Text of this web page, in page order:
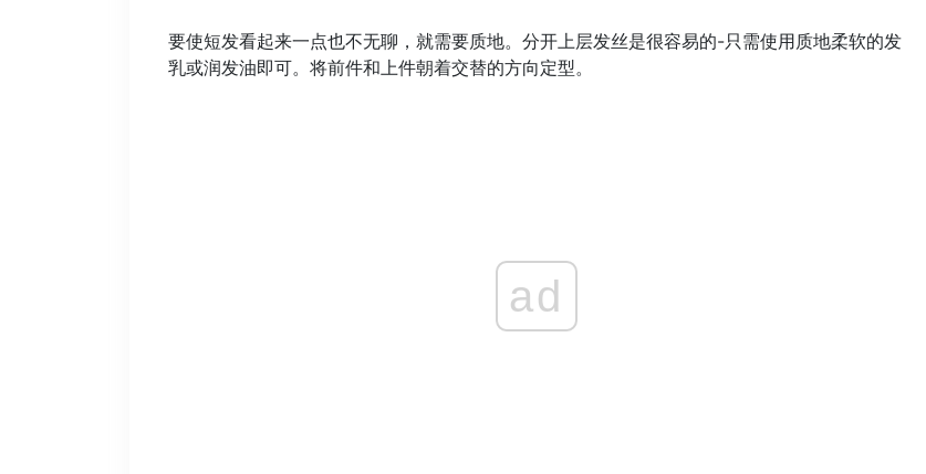
要使短发看起来一点也不无聊，就需要质地。分开上层发丝是很容易的-只需使用质地柔软的发
乳或润发油即可。将前件和上件朝着交替的方向定型。
ad